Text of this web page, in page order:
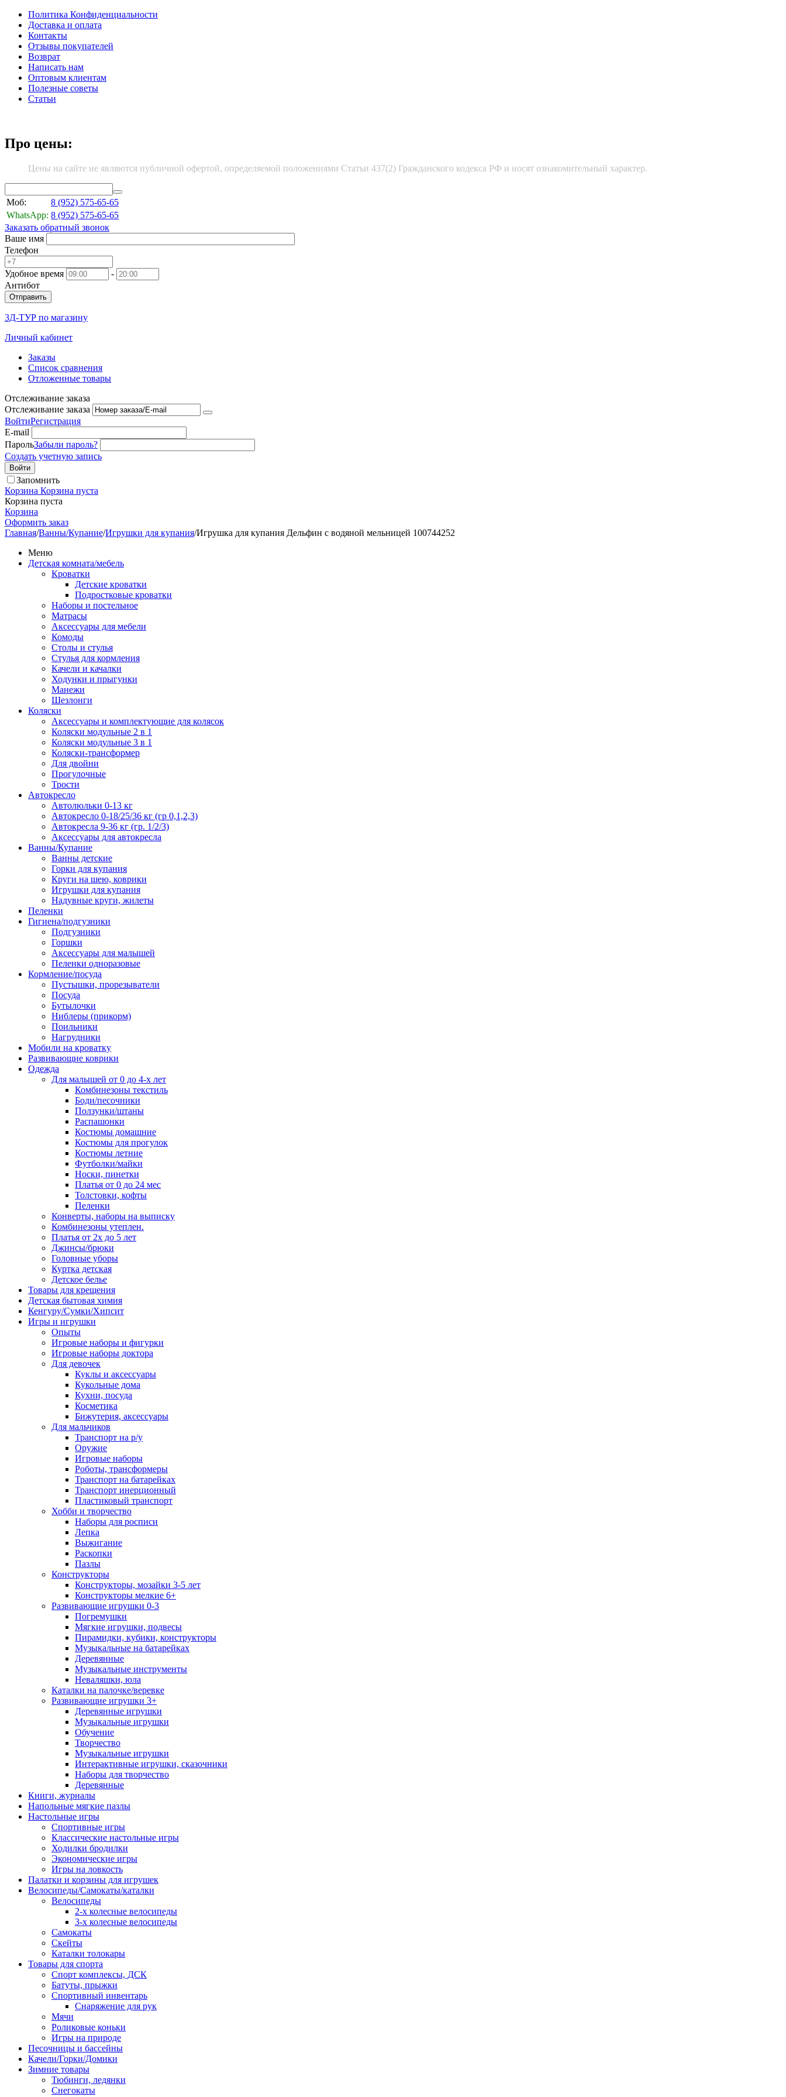
Политика Конфиденциальности
Доставка и оплата
Контакты
Отзывы покупателей
Возврат
Написать нам
Оптовым клиентам
Полезные советы
Статьи
Про цены:
Цены на сайте не являются публичной офертой, определяемой положениями Статьи 437(2) Гражданского кодекса РФ и носят ознакомительный характер.
Моб: 8 (952) 575-65-65
WhatsApp: 8 (952) 575-65-65
Заказать обратный звонок
Ваше имя
Телефон
Удобное время
-
Антибот
Отправить
3Д-ТУР по магазину
Личный кабинет
Заказы
Список сравнения
Отложенные товары
Отслеживание заказа
Отслеживание заказа
ВойтиРегистрация
E-mail
ПарольЗабыли пароль?
Создать учетную запись
Войти
Запомнить
Корзина Корзина пуста
Корзина пуста
Корзина
Оформить заказ
Главная/Ванны/Купание/Игрушки для купания/Игрушка для купания Дельфин с водяной мельницей 100744252
Меню
Детская комната/мебель
Кроватки
Детские кроватки
Подростковые кроватки
Наборы и постельное
Матрасы
Аксессуары для мебели
Комоды
Столы и стулья
Стулья для кормления
Качели и качалки
Ходунки и прыгунки
Манежи
Шезлонги
Коляски
Аксессуары и комплектующие для колясок
Коляски модульные 2 в 1
Коляски модульные 3 в 1
Коляски-трансформер
Для двойни
Прогулочные
Трости
Автокресло
Автолюльки 0-13 кг
Автокресло 0-18/25/36 кг (гр 0,1,2,3)
Автокресла 9-36 кг (гр. 1/2/3)
Аксессуары для автокресла
Ванны/Купание
Ванны детские
Горки для купания
Круги на шею, коврики
Игрушки для купания
Надувные круги, жилеты
Пеленки
Гигиена/подгузники
Подгузники
Горшки
Аксессуары для малышей
Пеленки одноразовые
Кормление/посуда
Пустышки, прорезыватели
Посуда
Бутылочки
Ниблеры (прикорм)
Поильники
Нагрудники
Мобили на кроватку
Развивающие коврики
Одежда
Для малышей от 0 до 4-х лет
Комбинезоны текстиль
Боди/песочники
Ползунки/штаны
Распашонки
Костюмы домашние
Костюмы для прогулок
Костюмы летние
Футболки/майки
Носки, пинетки
Платья от 0 до 24 мес
Толстовки, кофты
Пеленки
Конверты, наборы на выписку
Комбинезоны утеплен.
Платья от 2х до 5 лет
Джинсы/брюки
Головные уборы
Куртка детская
Детское белье
Товары для крещения
Детская бытовая химия
Кенгуру/Сумки/Хипсит
Игры и игрушки
Опыты
Игровые наборы и фигурки
Игровые наборы доктора
Для девочек
Куклы и аксессуары
Кукольные дома
Кухни, посуда
Косметика
Бижутерия, аксессуары
Для мальчиков
Транспорт на р/у
Оружие
Игровые наборы
Роботы, трансформеры
Транспорт на батарейках
Транспорт инерционный
Пластиковый транспорт
Хобби и творчество
Наборы для росписи
Лепка
Выжигание
Раскопки
Пазлы
Конструкторы
Конструкторы, мозайки 3-5 лет
Конструкторы мелкие 6+
Развивающие игрушки 0-3
Погремушки
Мягкие игрушки, подвесы
Пирамидки, кубики, конструкторы
Музыкальные на батарейках
Деревянные
Музыкальные инструменты
Неваляшки, юла
Каталки на палочке/веревке
Развивающие игрушки 3+
Деревянные игрушки
Музыкальные игрушки
Обучение
Творчество
Музыкальные игрушки
Интерактивные игрушки, сказочники
Наборы для творчество
Деревянные
Книги, журналы
Напольные мягкие пазлы
Настольные игры
Спортивные игры
Классические настольные игры
Ходилки бродилки
Экономические игры
Игры на ловкость
Палатки и корзины для игрушек
Велосипеды/Самокаты/каталки
Велосипеды
2-х колесные велосипеды
3-х колесные велосипеды
Самокаты
Скейты
Каталки толокары
Товары для спорта
Спорт комплексы, ДСК
Батуты, прыжки
Спортивный инвентарь
Снаряжение для рук
Мячи
Роликовые коньки
Игры на природе
Песочницы и бассейны
Качели/Горки/Домики
Зимние товары
Тюбинги, ледянки
Снегокаты